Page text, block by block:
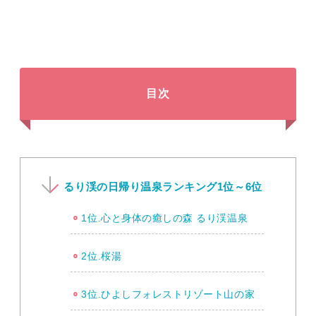
目次
るり渓の日帰り温泉ランキング1位～6位
1位.心と身体の癒しの森 るり渓温泉
2位.桜湯
3位.ひよしフォレストリゾート山の家